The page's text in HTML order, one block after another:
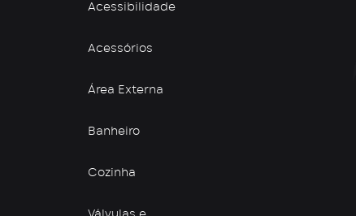
Acessibilidade
Acessórios
Área Externa
Banheiro
Cozinha